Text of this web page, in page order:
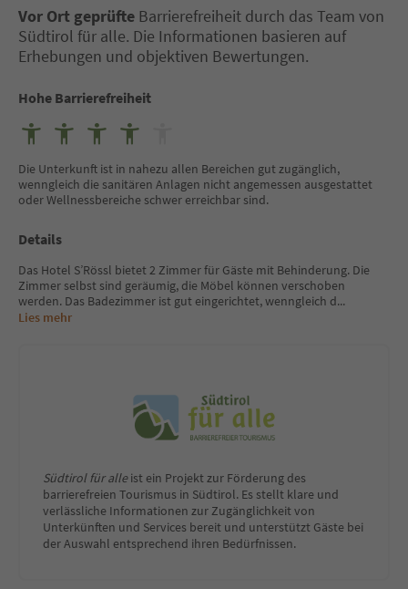
Vor Ort geprüfte Barrierefreiheit durch das Team von
Südtirol für alle. Die Informationen basieren auf
Erhebungen und objektiven Bewertungen.
Hohe Barrierefreiheit
Die Unterkunft ist in nahezu allen Bereichen gut zugänglich,
wenngleich die sanitären Anlagen nicht angemessen ausgestattet
oder Wellnessbereiche schwer erreichbar sind.
Details
Das Hotel S’Rössl bietet 2 Zimmer für Gäste mit Behinderung. Die
Zimmer selbst sind geräumig, die Möbel können verschoben
werden. Das Badezimmer ist gut eingerichtet, wenngleich d...
Lies mehr
Südtirol für alleist ein Projekt zur Förderung des
barrierefreien Tourismus in Südtirol. Es stellt klare und
verlässliche Informationen zur Zugänglichkeit von
Unterkünften und Services bereit und unterstützt Gäste bei
der Auswahl entsprechend ihren Bedürfnissen.